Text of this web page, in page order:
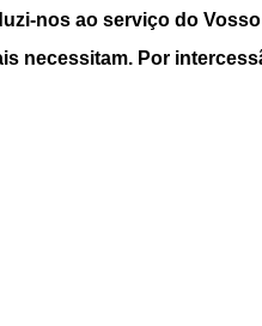
nos ao serviço do
necessitam. Por